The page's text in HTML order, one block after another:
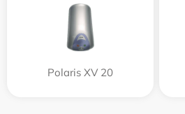
Polaris XV 20